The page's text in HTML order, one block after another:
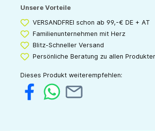
Unsere Vorteile
VERSANDFREI schon ab 99,-€ DE + AT
Familienunternehmen mit Herz
Blitz-Schneller Versand
Persönliche Beratung zu allen
Dieses Produkt weiterempfehlen: